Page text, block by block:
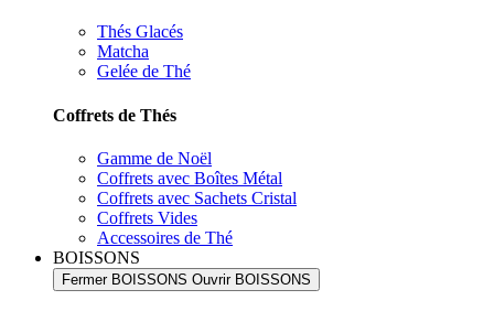
Thés Glacés
Matcha
Gelée de Thé
Coffrets de Thés
Gamme de Noël
Coffrets avec Boîtes Métal
Coffrets avec Sachets Cristal
Coffrets Vides
Accessoires de Thé
BOISSONS
Fermer BOISSONS Ouvrir BOISSONS